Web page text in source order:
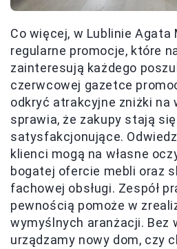
Co więcej, w Lublinie Agata
regularne promocje, które
zainteresują każdego
czerwcowej gazetce
odkryć atrakcyjne zniżki na
sprawia, że zakupy stają
satysfakcjonujące.
klienci mogą na własne
bogatej ofercie mebli oraz
fachowej obsługi. Zespół
pewnością pomoże w
wymyślnych aranżacji. Bez
urządzamy nowy dom, czy